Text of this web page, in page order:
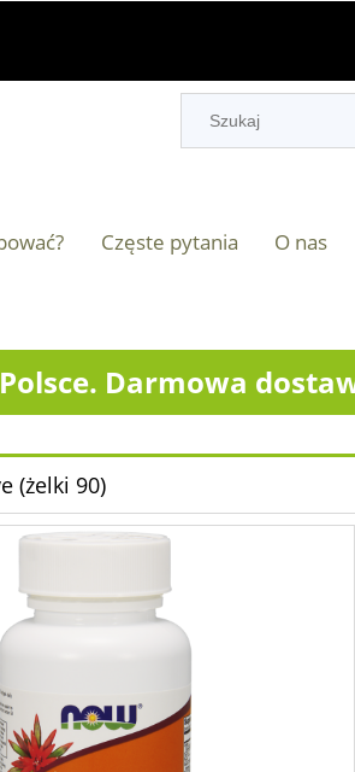
Częste pytania O nas
Darmowa
(żelki 90)